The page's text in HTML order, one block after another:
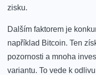
zisku.
Dalším faktorem je
například Bitcoin. Ten
pozornosti a mnoha
variantu. To vede k